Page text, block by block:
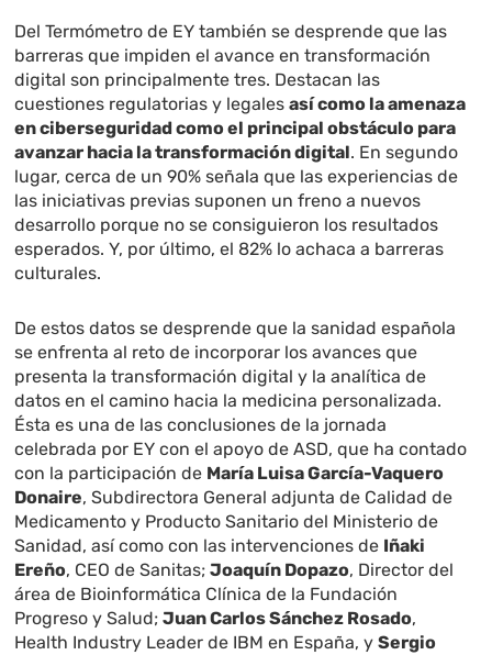
Del Termómetro de EY también se desprende que las
barreras que impiden el avance en transformación
digital son principalmente tres. Destacan las
cuestiones regulatorias y legalesasí como la amenaza
en ciberseguridad como el principal obstáculo para
avanzar hacia la transformación digital. En segundo
lugar, cerca de un 90% señala que las experiencias de
las iniciativas previas suponen un freno a nuevos
desarrollo porque no se consiguieron los resultados
esperados. Y, por último, el 82% lo achaca a barreras
culturales.
De estos datos se desprende que la sanidad española
se enfrenta al reto de incorporar los avances que
presenta la transformación digital y la analítica de
datos en el camino hacia la medicina personalizada.
Ésta es una de las conclusiones de la jornada
celebrada por EY con el apoyo de ASD, que ha contado
con la participación de María Luisa García-Vaquero
Donaire, Subdirectora General adjunta de Calidad de
Medicamento y Producto Sanitario del Ministerio de
Sanidad, así como con las intervenciones de Iñaki
Ereño, CEO de Sanitas;Joaquín Dopazo, Director del
área de Bioinformática Clínica de la Fundación
Progreso y Salud;Juan Carlos Sánchez Rosado,
Health Industry Leader de IBM en España, ySergio